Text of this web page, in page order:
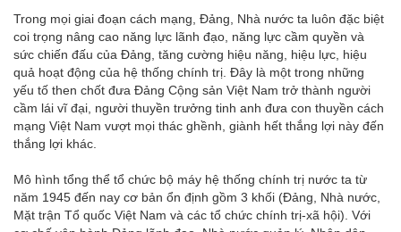
Trong mọi giai đoạn cách mạng, Đảng, Nhà nước ta luôn đặc biệt
coi trọng nâng cao năng lực lãnh đạo, năng lực cầm quyền và
sức chiến đấu của Đảng, tăng cường hiệu năng, hiệu lực, hiệu
quả hoạt động của hệ thống chính trị. Đây là một trong những
yếu tố then chốt đưa Đảng Cộng sản Việt Nam trở thành người
cầm lái vĩ đại, người thuyền trưởng tinh anh đưa con thuyền cách
mạng Việt Nam vượt mọi thác ghềnh, giành hết thắng lợi này đến
thắng lợi khác.
Mô hình tổng thể tổ chức bộ máy hệ thống chính trị nước ta từ
năm 1945 đến nay cơ bản ổn định gồm 3 khối (Đảng, Nhà nước,
Mặt trận Tổ quốc Việt Nam và các tổ chức chính trị-xã hội). Với